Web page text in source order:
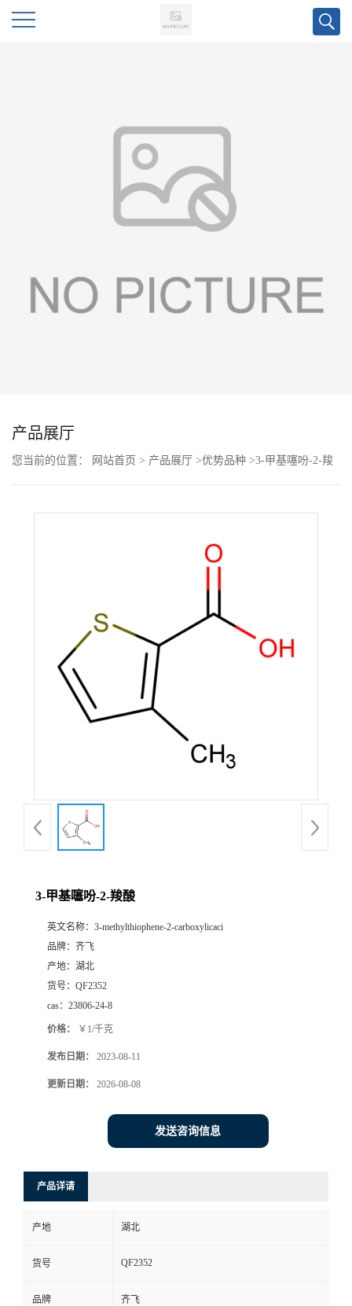
动
联
系
产品展厅
您当前的位置： 网站首页 > 产品展厅 >优势品种 >3-甲基噻吩-2-羧
3-甲基噻吩-2-羧酸
英文名称： 3-methylthiophene-2-carboxylicaci
品牌： 齐飞
产地： 湖北
货号： QF2352
cas： 23806-24-8
价格： ￥1/千克
发布日期： 2023-08-11
更新日期： 2026-08-08
发送咨询信息
产品详请
产地 湖北
货号 QF2352
品牌 齐飞